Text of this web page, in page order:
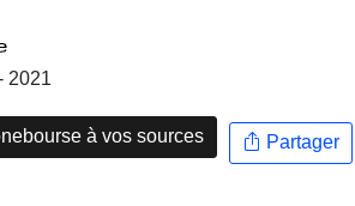
2021
à vos sources Partager